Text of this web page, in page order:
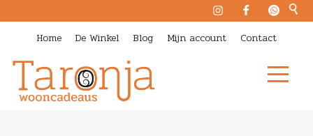
Home De Winkel Blog Mijn account Contact